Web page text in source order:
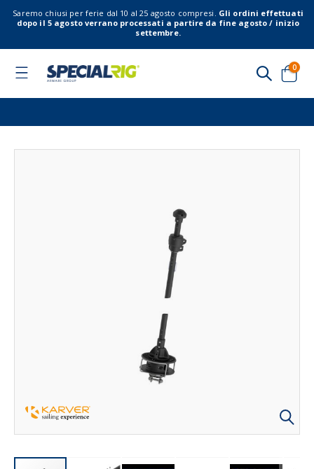
Saremo chiusi per ferie dal 10 al 25 agosto compresi. Gli ordini effettuati
dopo il 5 agosto verrano processati a partire da fine agosto / inizio
settembre.
Toggle
Cart
0